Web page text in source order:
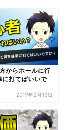
からホールに行
に打てばいいで
2019年2月13日